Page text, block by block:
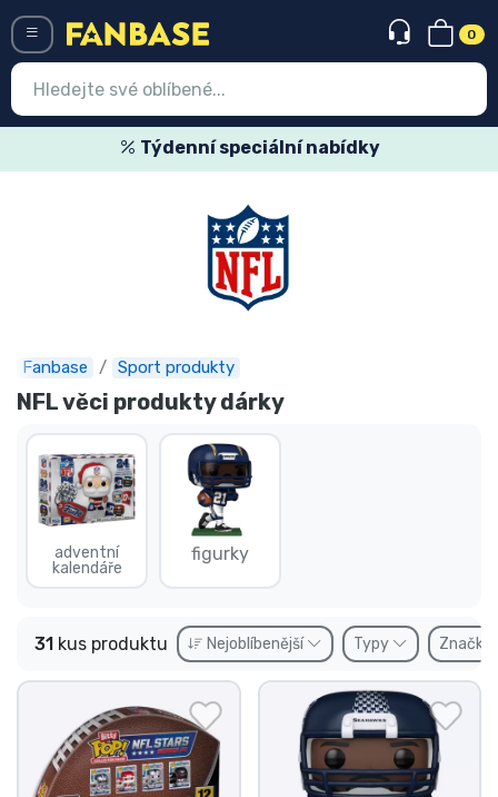
0
Týdenní speciální nabídky
Fanbase Sport produkty
NFL věci produkty dárky
adventní
kalendáře
figurky
31 kus produktu Nejoblíbenější Typy Značky
Expresní doručení
Předobjednat
Outlet produkty
Doprava a platba
Seriálové věci
Filmové věci
Úžasné věci
Anime věci